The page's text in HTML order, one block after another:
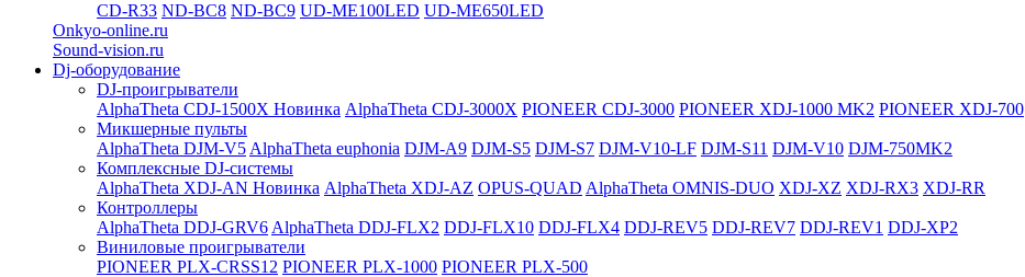
CD-R33 ND-BC8 ND-BC9 UD-ME100LED UD-ME650LED
Onkyo-online.ru
Sound-vision.ru
Dj-оборудование
DJ-проигрыватели
AlphaTheta CDJ-1500X Новинка AlphaTheta CDJ-3000X PIONEER CDJ-3000 PIONEER XDJ-1000 MK2 PIONEER XDJ-700
Микшерные пульты
AlphaTheta DJM-V5 AlphaTheta euphonia DJM-A9 DJM-S5 DJM-S7 DJM-V10-LF DJM-S11 DJM-V10 DJM-750MK2
Комплексные DJ-системы
AlphaTheta XDJ-AN Новинка AlphaTheta XDJ-AZ OPUS-QUAD AlphaTheta OMNIS-DUO XDJ-XZ XDJ-RX3 XDJ-RR
Контроллеры
AlphaTheta DDJ-GRV6 AlphaTheta DDJ-FLX2 DDJ-FLX10 DDJ-FLX4 DDJ-REV5 DDJ-REV7 DDJ-REV1 DDJ-XP2
Виниловые проигрыватели
PIONEER PLX-CRSS12 PIONEER PLX-1000 PIONEER PLX-500